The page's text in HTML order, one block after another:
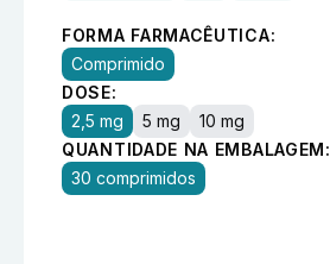
FORMA FARMACÊUTICA:
Comprimido
DOSE:
2,5 mg
5 mg
10 mg
QUANTIDADE NA EMBALAGEM:
30 comprimidos